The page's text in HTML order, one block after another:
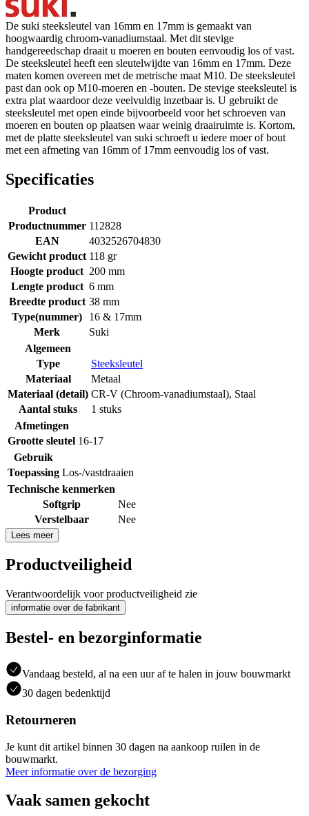
De suki steeksleutel van 16mm en 17mm is gemaakt van
hoogwaardig chroom-vanadiumstaal. Met dit stevige
handgereedschap draait u moeren en bouten eenvoudig los of vast.
De steeksleutel heeft een sleutelwijdte van 16mm en 17mm. Deze
maten komen overeen met de metrische maat M10. De steeksleutel
past dan ook op M10-moeren en -bouten. De stevige steeksleutel is
extra plat waardoor deze veelvuldig inzetbaar is. U gebruikt de
steeksleutel met open einde bijvoorbeeld voor het schroeven van
moeren en bouten op plaatsen waar weinig draairuimte is. Kortom,
met de platte steeksleutel van suki schroeft u iedere moer of bout
met een afmeting van 16mm of 17mm eenvoudig los of vast.
Specificaties
Product
Productnummer 112828
EAN
4032526704830
Gewicht product 118 gr
Hoogte product 200 mm
Lengte product 6 mm
Breedte product 38 mm
Type(nummer)
16 & 17mm
Merk
Suki
Algemeen
Type
Steeksleutel
Materiaal
Metaal
Materiaal (detail) CR-V (Chroom-vanadiumstaal), Staal
Aantal stuks
1 stuks
Afmetingen
Grootte sleutel 16-17
Gebruik
Toepassing Los-/vastdraaien
Technische kenmerken
Softgrip
Nee
Verstelbaar
Nee
Lees meer
Productveiligheid
Verantwoordelijk voor productveiligheid zie
informatie over de fabrikant
Bestel- en bezorginformatie
Vandaag besteld, al na een uur af te halen in jouw bouwmarkt
30 dagen bedenktijd
Retourneren
Je kunt dit artikel binnen 30 dagen na aankoop ruilen in de
bouwmarkt.
Meer informatie over de bezorging
Vaak samen gekocht